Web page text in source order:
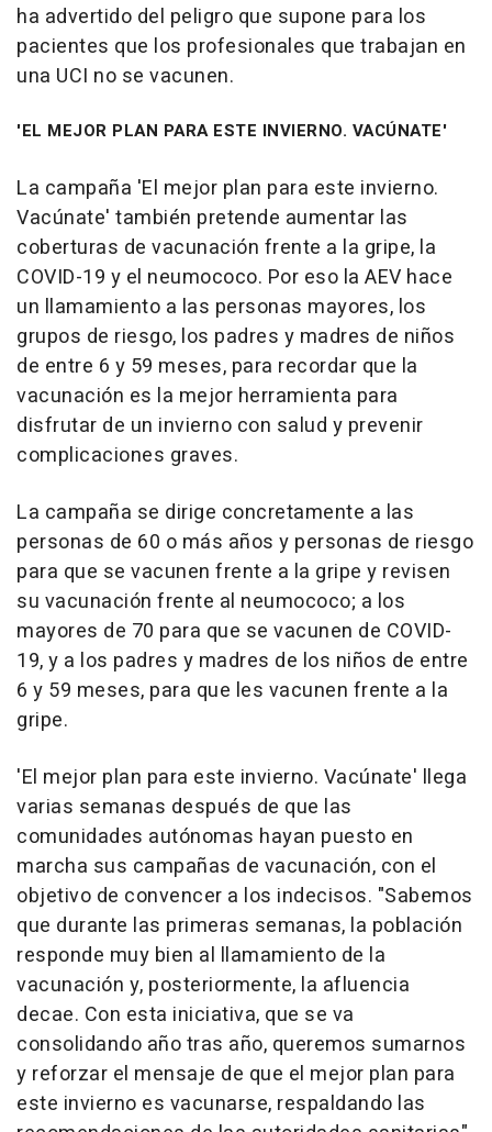
ha advertido del peligro que supone para los
pacientes que los profesionales que trabajan en
una UCI no se vacunen.
'EL MEJOR PLAN PARA ESTE INVIERNO. VACÚNATE'
La campaña 'El mejor plan para este invierno.
Vacúnate' también pretende aumentar las
coberturas de vacunación frente a la gripe, la
COVID-19 y el neumococo. Por eso la AEV hace
un llamamiento a las personas mayores, los
grupos de riesgo, los padres y madres de niños
de entre 6 y 59 meses, para recordar que la
vacunación es la mejor herramienta para
disfrutar de un invierno con salud y prevenir
complicaciones graves.
La campaña se dirige concretamente a las
personas de 60 o más años y personas de riesgo
para que se vacunen frente a la gripe y revisen
su vacunación frente al neumococo; a los
mayores de 70 para que se vacunen de COVID-
19, y a los padres y madres de los niños de entre
6 y 59 meses, para que les vacunen frente a la
gripe.
'El mejor plan para este invierno. Vacúnate' llega
varias semanas después de que las
comunidades autónomas hayan puesto en
marcha sus campañas de vacunación, con el
objetivo de convencer a los indecisos. "Sabemos
que durante las primeras semanas, la población
responde muy bien al llamamiento de la
vacunación y, posteriormente, la afluencia
decae. Con esta iniciativa, que se va
consolidando año tras año, queremos sumarnos
y reforzar el mensaje de que el mejor plan para
este invierno es vacunarse, respaldando las